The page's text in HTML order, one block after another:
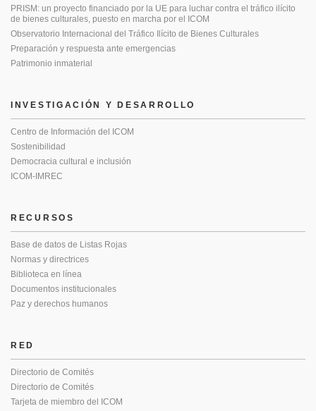
PRISM: un proyecto financiado por la UE para luchar contra el tráfico ilícito
de bienes culturales, puesto en marcha por el ICOM
Observatorio Internacional del Tráfico Ilícito de Bienes Culturales
Preparación y respuesta ante emergencias
Patrimonio inmaterial
INVESTIGACIÓN Y DESARROLLO
Centro de Información del ICOM
Sostenibilidad
Democracia cultural e inclusión
ICOM-IMREC
RECURSOS
Base de datos de Listas Rojas
Normas y directrices
Biblioteca en línea
Documentos institucionales
Paz y derechos humanos
RED
Directorio de Comités
Directorio de Comités
Tarjeta de miembro del ICOM